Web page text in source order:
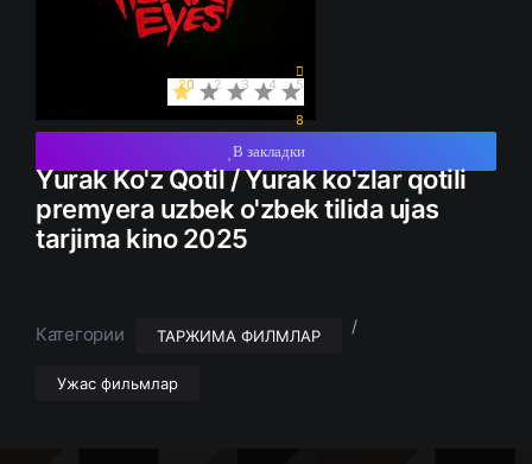
20
1 2 3 4 5
8
В закладки
Yurak Ko'z Qotil / Yurak ko'zlar qotili
premyera uzbek o'zbek tilida ujas
tarjima kino 2025
Категории ТАРЖИМА ФИЛМЛАР /
Ужас фильмлар